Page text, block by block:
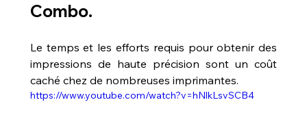
Combo.
Le temps et les efforts requis pour obtenir des
impressions de haute précision sont un coût
caché chez de nombreuses imprimantes.
https://www.youtube.com/watch?v=hNlkLsvSCB4